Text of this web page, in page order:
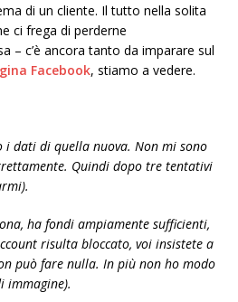
di un cliente. Il tutto nella solita
ci frega di perderne
– c’è ancora tanto da imparare sul
Facebook, stiamo a vedere.
dati di quella nuova. Non mi sono
Quindi dopo tre tentativi
ha fondi ampiamente sufficienti,
risulta bloccato, voi insistete a
può fare nulla. In più non ho modo
immagine).